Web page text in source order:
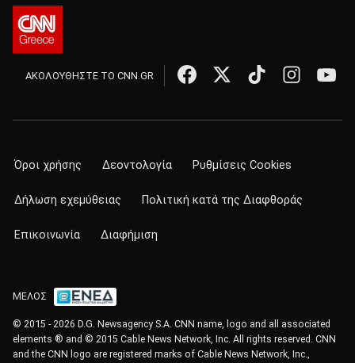
ΑΚΟΛΟΥΘΗΣΤΕ ΤΟ CNN.GR
Όροι χρήσης Δεοντολογία Ρυθμίσεις Cookies
Δήλωση εχεμύθειας Πολιτική κατά της Διαφθοράς
Επικοινωνία Διαφήμιση
ΜΕΛΟΣ
© 2015 - 2026 D.G. Newsagency S.A. CNN name, logo and all associated
elements ® and © 2015 Cable News Network, Inc. All rights reserved. CNN
and the CNN logo are registered marks of Cable News Network, Inc.,